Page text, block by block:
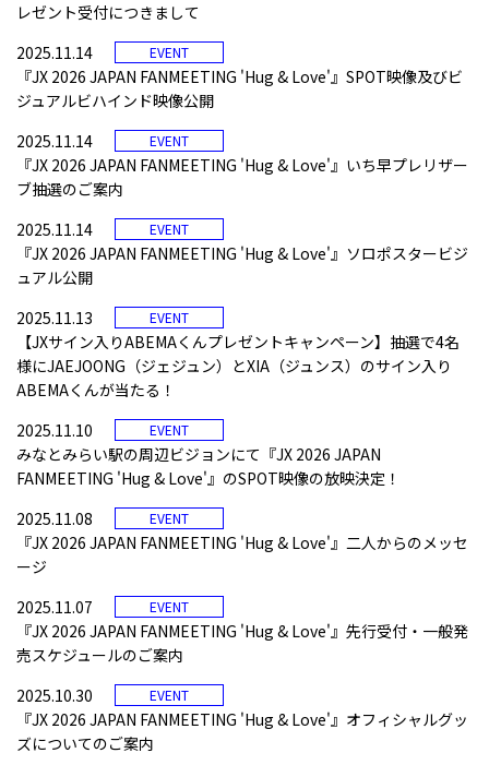
レゼント受付につきまして
2025.11.14
EVENT
『JX 2026 JAPAN FANMEETING 'Hug & Love'』SPOT映像及びビ
ジュアルビハインド映像公開
2025.11.14
EVENT
『JX 2026 JAPAN FANMEETING 'Hug & Love'』いち早プレリザー
ブ抽選のご案内
2025.11.14
EVENT
『JX 2026 JAPAN FANMEETING 'Hug & Love'』ソロポスタービジ
ュアル公開
2025.11.13
EVENT
【JXサイン入りABEMAくんプレゼントキャンペーン】抽選で4名
様にJAEJOONG（ジェジュン）とXIA（ジュンス）のサイン入り
ABEMAくんが当たる！
2025.11.10
EVENT
みなとみらい駅の周辺ビジョンにて『JX 2026 JAPAN
FANMEETING 'Hug & Love'』のSPOT映像の放映決定！
2025.11.08
EVENT
『JX 2026 JAPAN FANMEETING 'Hug & Love'』二人からのメッセ
ージ
2025.11.07
EVENT
『JX 2026 JAPAN FANMEETING 'Hug & Love'』先行受付・一般発
売スケジュールのご案内
2025.10.30
EVENT
『JX 2026 JAPAN FANMEETING 'Hug & Love'』オフィシャルグッ
ズについてのご案内